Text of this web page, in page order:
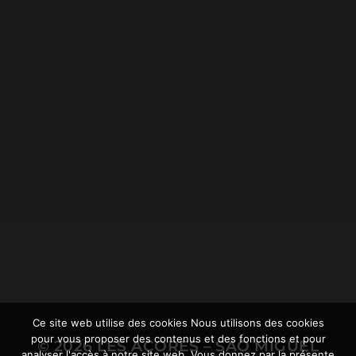
© 2026LES AÇORES – SÃO MIGUEL
Ce site web utilise des cookies Nous utilisons des cookies
pour vous proposer des contenus et des fonctions et pour